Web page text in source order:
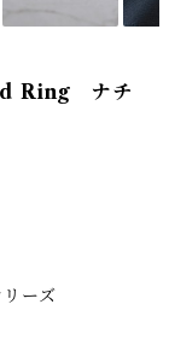
Ring ナチ
ーズ